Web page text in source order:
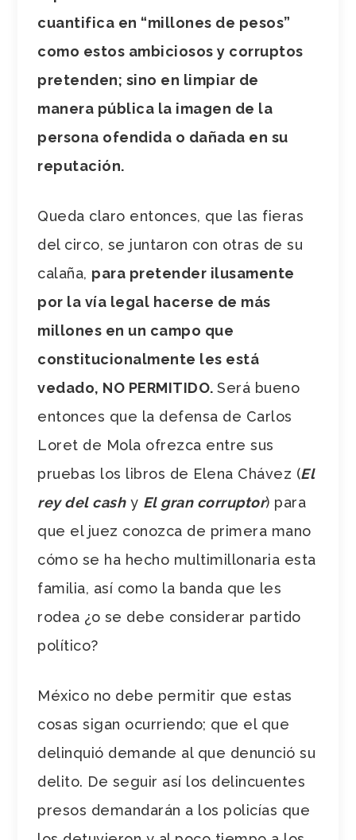
cuantifica en “millones de pesos”
como estos ambiciosos y corruptos
pretenden; sino en limpiar de
manera pública la imagen de la
persona ofendida o dañada en su
reputación.
Queda claro entonces, que las fieras
del circo, se juntaron con otras de su
calaña, para pretender ilusamente
por la vía legal hacerse de más
millones en un campo que
constitucionalmente les está
vedado, NO PERMITIDO.Será bueno
entonces que la defensa de Carlos
Loret de Mola ofrezca entre sus
pruebas los libros de Elena Chávez (El
rey del cashy El gran corruptor) para
que el juez conozca de primera mano
cómo se ha hecho multimillonaria esta
familia, así como la banda que les
rodea ¿o se debe considerar partido
político?
México no debe permitir que estas
cosas sigan ocurriendo; que el que
delinquió demande al que denunció su
delito. De seguir así los delincuentes
presos demandarán a los policías que